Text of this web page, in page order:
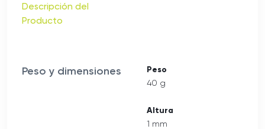
Descripción del
Producto
Peso y dimensiones Peso
40 g
Altura
1 mm